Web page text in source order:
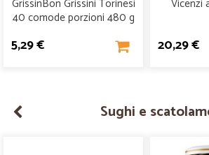
GrissinBon Grissini Torinesi
40 comode porzioni 480 g
5,29 €
Vicenzi
20,29 €
Sughi e